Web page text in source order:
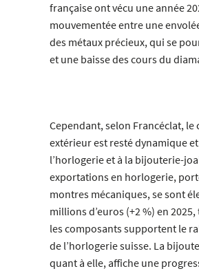
française ont vécu une année
mouvementée entre une
des métaux précieux, qui se
et une baisse des cours du
Cependant, selon Francéclat, le
extérieur est resté dynamique
l’horlogerie et à la bijouterie-
exportations en horlogerie,
montres mécaniques, se sont
millions d’euros (+2 %) en
les composants supportent le
de l’horlogerie suisse. La
quant à elle, affiche une